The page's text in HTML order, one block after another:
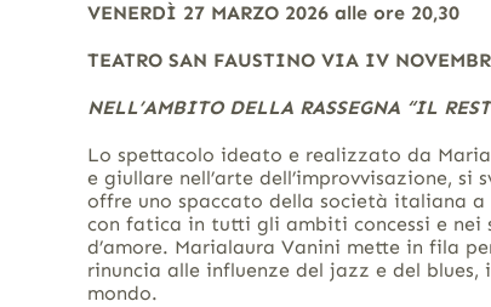
VENERDÌ 27 MARZO 2026 alle ore 20,30
TEATRO SAN FAUSTINO VIA IV
NELL’AMBITO DELLA RASSEGNA “IL
Lo spettacolo ideato e realizzato da
e giullare nell’arte dell’improvvisazione,
offre uno spaccato della società italiana
con fatica in tutti gli ambiti concessi e nei
d’amore. Marialaura Vanini mette in fila
rinuncia alle influenze del jazz e del
mondo.